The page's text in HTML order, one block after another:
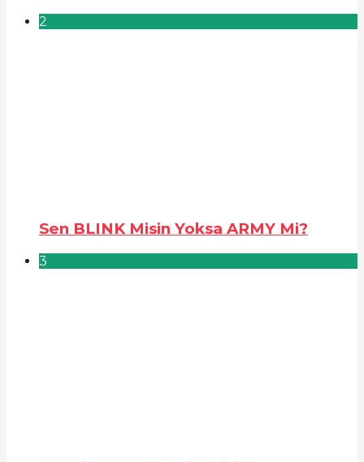
2
Sen BLINK Misin Yoksa ARMY Mi?
3